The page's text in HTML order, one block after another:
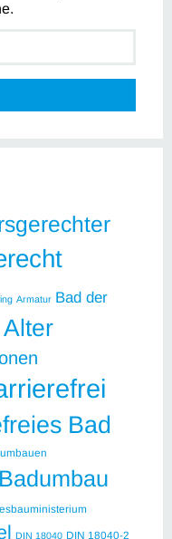
Armatur Bad der
Bad
DIN 18040 DIN 18040-2